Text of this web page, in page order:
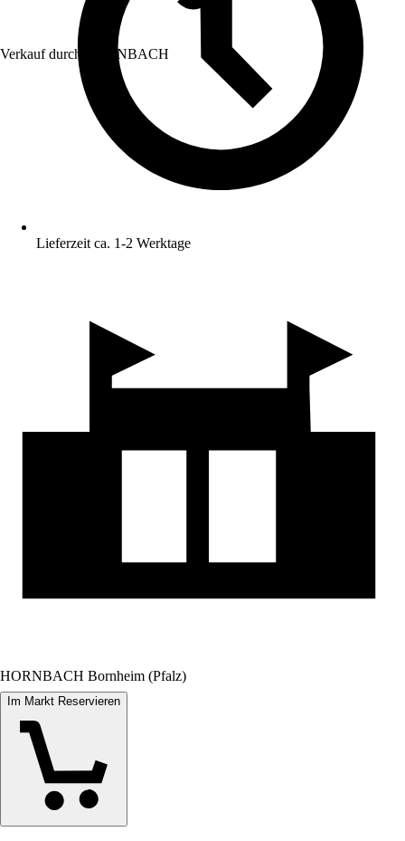
Verkauf durch: HORNBACH
Lieferzeit ca. 1-2 Werktage
HORNBACH Bornheim (Pfalz)
Im Markt Reservieren